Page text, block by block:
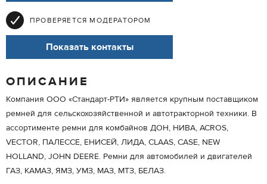
ПРОВЕРЯЕТСЯ МОДЕРАТОРОМ
Показать контакты
ОПИСАНИЕ
Компания ООО «Стандарт-РТИ» является крупным поставщиком
ремней для сельскохозяйственной и автотракторной техники. В
ассортименте ремни для комбайнов ДОН, НИВА, ACROS,
VECTOR, ПАЛЕССЕ, ЕНИСЕЙ, ЛИДА, CLAAS, CASE, NEW
HOLLAND, JOHN DEERE. Ремни для автомобилей и двигателей
ГАЗ, КАМАЗ, ЯМЗ, УМЗ, МАЗ, МТЗ, БЕЛАЗ.